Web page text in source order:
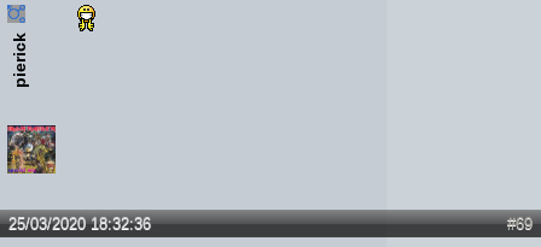
pierick
#69
25/03/2020 18:32:36